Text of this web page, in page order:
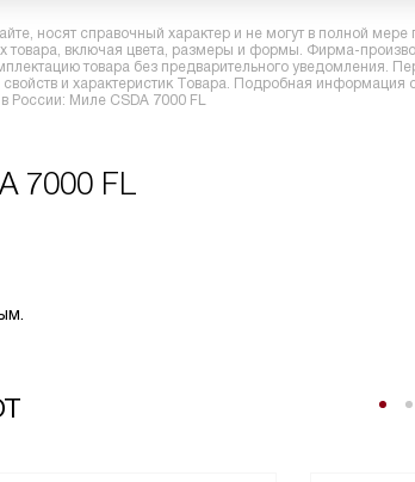
носят справочный характер и не могут в полной мере
товара, включая цвета, размеры и формы. Фирма-
товара без предварительного уведомления.
и характеристик Товара. Подробная информация
России: Миле CSDA 7000 FL
7000 FL